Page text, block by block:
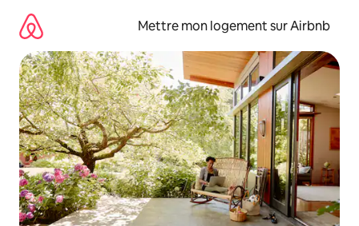
directement
contenu
Mettre mon logement sur Airbnb